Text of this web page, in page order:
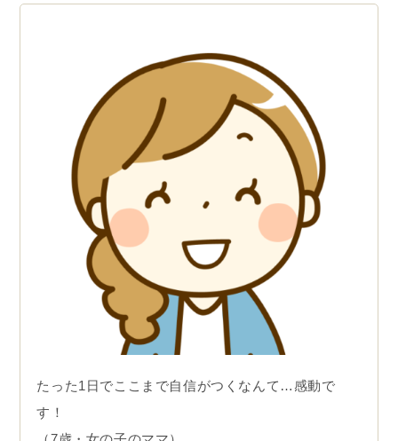
たった1日でここまで自信がつくなんて…感動で
す！